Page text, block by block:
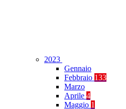
2023
Gennaio
Febbraio 133
Marzo
Aprile 4
Maggio 1